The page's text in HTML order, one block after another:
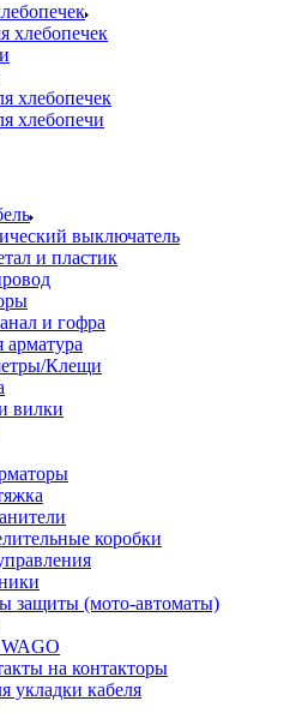
хлебопечек
хлебопечек
хлебопечи
выключатель
и пластик
и гофра
арматура
Клещи
вилки
коробки
защиты (мото-автоматы)
на контакторы
укладки кабеля